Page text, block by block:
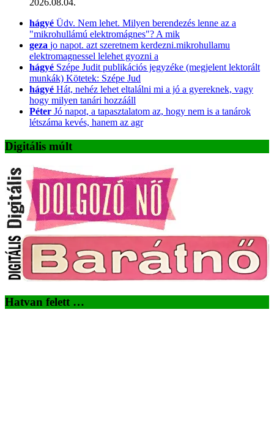
2026.08.04.
hágyé Üdv. Nem lehet. Milyen berendezés lenne az a
"mikrohullámú elektromágnes"? A mik
geza jo napot. azt szeretnem kerdezni.mikrohullamu
elektromagnessel lelehet gyozni a
hágyé Szépe Judit publikációs jegyzéke (megjelent lektorált
munkák) Kötetek: Szépe Jud
hágyé Hát, nehéz lehet eltalálni mi a jó a gyereknek, vagy
hogy milyen tanári hozzááll
Péter Jó napot, a tapasztalatom az, hogy nem is a tanárok
létszáma kevés, hanem az agr
Digitális múlt
Hatvan felett …